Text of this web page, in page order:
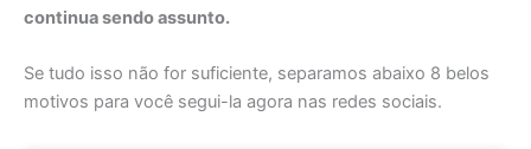
continua sendo assunto.
Se tudo isso não for suficiente, separamos abaixo 8 belos
motivos para você segui-la agora nas redes sociais.